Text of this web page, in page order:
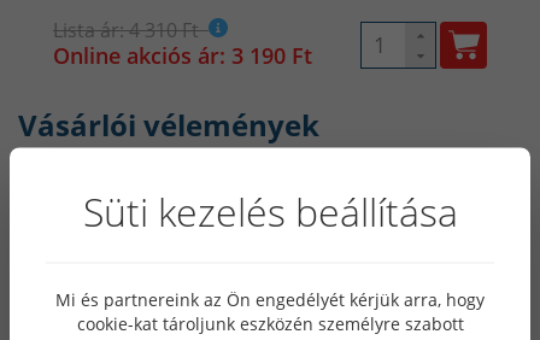
Lista ár: 4 310 Ft
Online akciós ár: 3 190 Ft
Vásárlói vélemények
5.0
1 szavazat
Süti kezelés beállítása
Mi és partnereink az Ön engedélyét kérjük arra, hogy
cookie-kat tároljunk eszközén személyre szabott